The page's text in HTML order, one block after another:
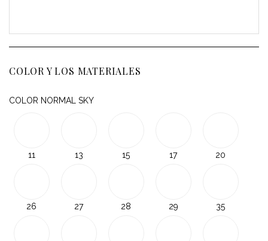
COLOR Y LOS MATERIALES
COLOR NORMAL SKY
11 13 15 17 20
26 27 28 29 35